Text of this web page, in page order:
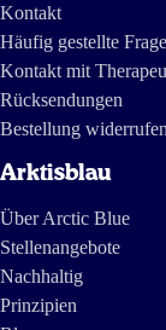
Fijn en smaakloos
Kim
Héél tevreden
Kontakt
Häufig gestellte
Kontakt mit
Rücksendungen
Bestellung widerrufen
Arktisblau
Über Arctic Blue
Stellenangebote
Nachhaltig
Prinzipien